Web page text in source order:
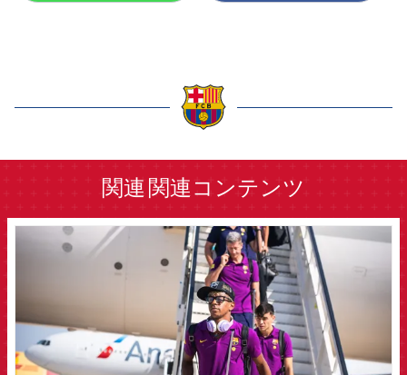
関連 関連コンテンツ
FCB Barcelona badge